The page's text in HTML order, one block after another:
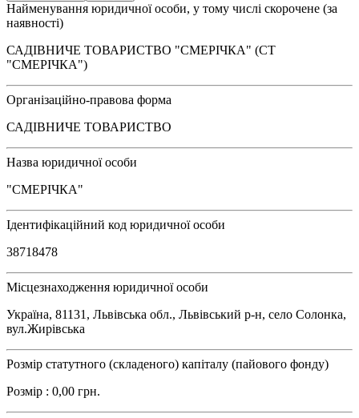
Найменування юридичної особи, у тому числі скорочене (за
наявності)
САДІВНИЧЕ ТОВАРИСТВО "СМЕРІЧКА" (СТ
"СМЕРІЧКА")
Організаційно-правова форма
САДІВНИЧЕ ТОВАРИСТВО
Назва юридичної особи
"СМЕРІЧКА"
Ідентифікаційний код юридичної особи
38718478
Місцезнаходження юридичної особи
Україна, 81131, Львівська обл., Львівський р-н, село Солонка,
вул.Жирівська
Розмір статутного (складеного) капіталу (пайового фонду)
Розмір : 0,00 грн.